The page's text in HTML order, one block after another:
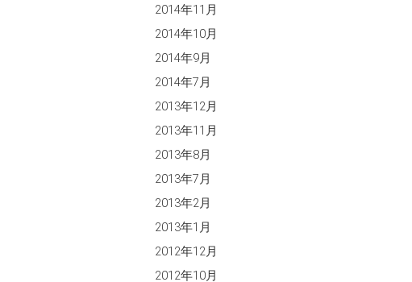
2014年11月
2014年10月
2014年9月
2014年7月
2013年12月
2013年11月
2013年8月
2013年7月
2013年2月
2013年1月
2012年12月
2012年10月